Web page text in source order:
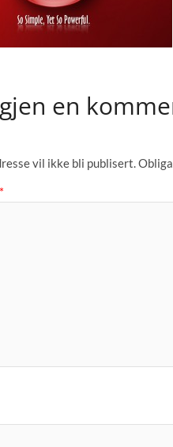
en
vil ikke bli publisert.
*